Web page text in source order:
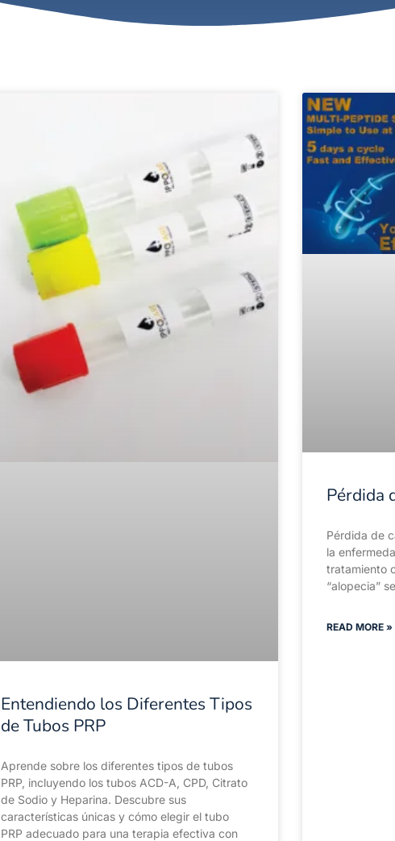
Entendiendo los Diferentes Tipos
de Tubos PRP
Aprende sobre los diferentes tipos de tubos
PRP, incluyendo los tubos ACD-A, CPD, Citrato
de Sodio y Heparina. Descubre sus
características únicas y cómo elegir el tubo
PRP adecuado para una terapia efectiva con
Pérdida
Pérdida de
la
tratamiento
“alopecia”
READ MORE »